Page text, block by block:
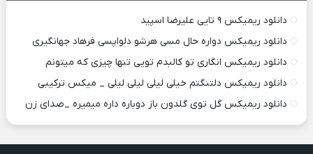
دانلود ریمیکس ۹ تایی علیرضا اسپید
دانلود ریمیکس دواره حال مسی هرشو دلواپسی فرهاد جهانگیری
دانلود ریمیکس انگاری تو کالبدم تویی تنها چیزی که میتونم
دانلود ریمیکس دلتنگتم خیلی لیلی لیلی لیلی _ میکس ترکیبی
دانلود ریمیکس گل توی گلدون باز دوباره داره میمیره _صدای زن